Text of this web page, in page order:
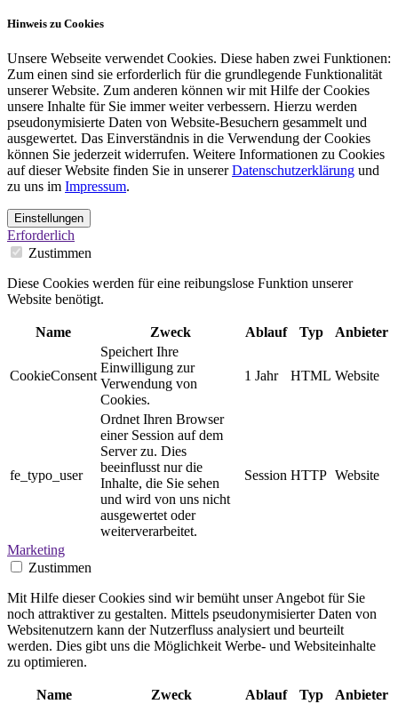
Hinweis zu Cookies
Unsere Webseite verwendet Cookies. Diese haben zwei Funktionen:
Zum einen sind sie erforderlich für die grundlegende Funktionalität
unserer Website. Zum anderen können wir mit Hilfe der Cookies
unsere Inhalte für Sie immer weiter verbessern. Hierzu werden
pseudonymisierte Daten von Website-Besuchern gesammelt und
ausgewertet. Das Einverständnis in die Verwendung der Cookies
können Sie jederzeit widerrufen. Weitere Informationen zu Cookies
auf dieser Website finden Sie in unsererDatenschutzerklärung und
zu uns im Impressum.
Einstellungen
Erforderlich
Zustimmen
Diese Cookies werden für eine reibungslose Funktion unserer
Website benötigt.
Name Zweck Ablauf Typ Anbieter
CookieConsent
Speichert Ihre
Einwilligung zur
Verwendung von
Cookies.
1 Jahr HTML Website
fe_typo_user
Ordnet Ihren Browser
einer Session auf dem
Server zu. Dies
beeinflusst nur die
Inhalte, die Sie sehen
und wird von uns nicht
ausgewertet oder
weiterverarbeitet.
Session HTTP Website
Marketing
Zustimmen
Mit Hilfe dieser Cookies sind wir bemüht unser Angebot für Sie
noch attraktiver zu gestalten. Mittels pseudonymisierter Daten von
Websitenutzern kann der Nutzerfluss analysiert und beurteilt
werden. Dies gibt uns die Möglichkeit Werbe- und Websiteinhalte
zu optimieren.
Name Zweck Ablauf Typ Anbieter